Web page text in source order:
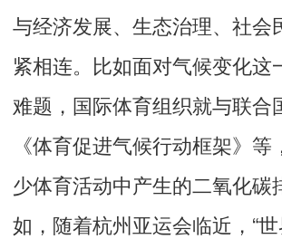
与经济发展、生态治理、社会
紧相连。比如面对气候变化这
难题，国际体育组织就与联合
《体育促进气候行动框架》
少体育活动中产生的二氧化碳
如，随着杭州亚运会临近，“